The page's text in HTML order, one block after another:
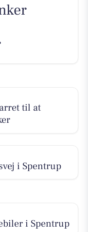
til at
i Spentrup
i Spentrup